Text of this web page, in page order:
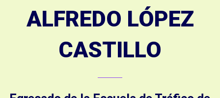
ALFREDO LÓPEZ
CASTILLO